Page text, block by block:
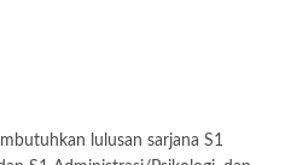
lulusan sarjana S1